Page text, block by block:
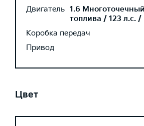
Двигатель 1.6
топлива / 123 л.с.
Коробка передач
Привод
Цвет